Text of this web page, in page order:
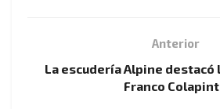
Anterior
La escudería Alpine destacó
Franco